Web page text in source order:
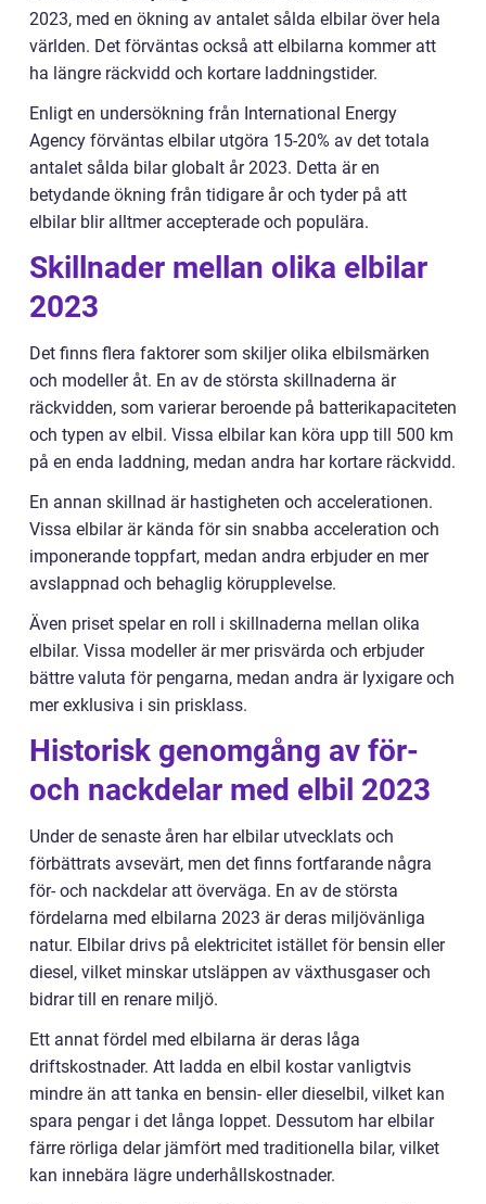
2023, med en ökning av antalet sålda elbilar över hela
världen. Det förväntas också att elbilarna kommer att
ha längre räckvidd och kortare laddningstider.
Enligt en undersökning från International Energy
Agency förväntas elbilar utgöra 15-20% av det totala
antalet sålda bilar globalt år 2023. Detta är en
betydande ökning från tidigare år och tyder på att
elbilar blir alltmer accepterade och populära.
Skillnader mellan olika elbilar
2023
Det finns flera faktorer som skiljer olika elbilsmärken
och modeller åt. En av de största skillnaderna är
räckvidden, som varierar beroende på batterikapaciteten
och typen av elbil. Vissa elbilar kan köra upp till 500 km
på en enda laddning, medan andra har kortare räckvidd.
En annan skillnad är hastigheten och accelerationen.
Vissa elbilar är kända för sin snabba acceleration och
imponerande toppfart, medan andra erbjuder en mer
avslappnad och behaglig körupplevelse.
Även priset spelar en roll i skillnaderna mellan olika
elbilar. Vissa modeller är mer prisvärda och erbjuder
bättre valuta för pengarna, medan andra är lyxigare och
mer exklusiva i sin prisklass.
Historisk genomgång av för-
och nackdelar med elbil 2023
Under de senaste åren har elbilar utvecklats och
förbättrats avsevärt, men det finns fortfarande några
för- och nackdelar att överväga. En av de största
fördelarna med elbilarna 2023 är deras miljövänliga
natur. Elbilar drivs på elektricitet istället för bensin eller
diesel, vilket minskar utsläppen av växthusgaser och
bidrar till en renare miljö.
Ett annat fördel med elbilarna är deras låga
driftskostnader. Att ladda en elbil kostar vanligtvis
mindre än att tanka en bensin- eller dieselbil, vilket kan
spara pengar i det långa loppet. Dessutom har elbilar
färre rörliga delar jämfört med traditionella bilar, vilket
kan innebära lägre underhållskostnader.